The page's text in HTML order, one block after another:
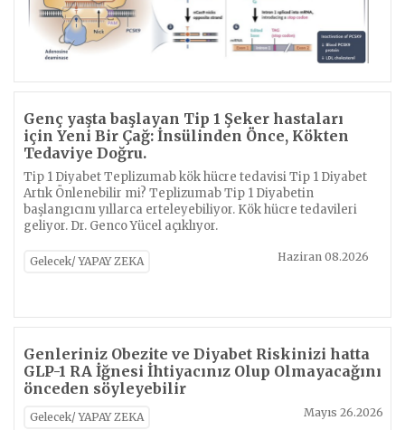
Genç yaşta başlayan Tip 1 Şeker hastaları
için Yeni Bir Çağ: İnsülinden Önce, Kökten
Tedaviye Doğru.
Tip 1 Diyabet Teplizumab kök hücre tedavisi Tip 1 Diyabet
Artık Önlenebilir mi? Teplizumab Tip 1 Diyabetin
başlangıcını yıllarca erteleyebiliyor. Kök hücre tedavileri
geliyor. Dr. Genco Yücel açıklıyor.
Gelecek/ YAPAY ZEKA Haziran 08.2026
Genleriniz Obezite ve Diyabet Riskinizi hatta
GLP-1 RA İğnesi İhtiyacınız Olup Olmayacağını
önceden söyleyebilir
Gelecek/ YAPAY ZEKA Mayıs 26.2026